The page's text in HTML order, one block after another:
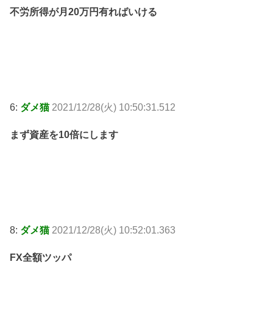
不労所得が月20万円有ればいける
6: ダメ猫 2021/12/28(火) 10:50:31.512
まず資産を10倍にします
8: ダメ猫 2021/12/28(火) 10:52:01.363
FX全額ツッパ